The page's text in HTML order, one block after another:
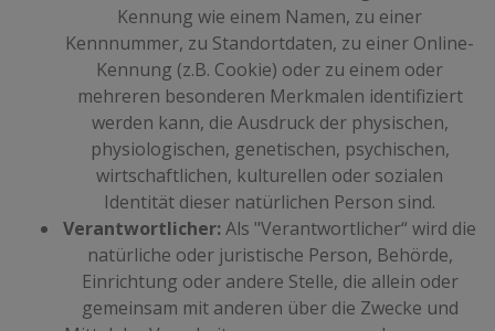
Kennung wie einem Namen, zu einer
Kennnummer, zu Standortdaten, zu einer Online-
Kennung (z.B. Cookie) oder zu einem oder
mehreren besonderen Merkmalen identifiziert
werden kann, die Ausdruck der physischen,
physiologischen, genetischen, psychischen,
wirtschaftlichen, kulturellen oder sozialen
Identität dieser natürlichen Person sind.
Verantwortlicher:Als "Verantwortlicher“ wird die
natürliche oder juristische Person, Behörde,
Einrichtung oder andere Stelle, die allein oder
gemeinsam mit anderen über die Zwecke und